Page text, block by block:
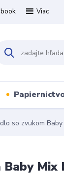
Viac
so zvukom Baby
Mix